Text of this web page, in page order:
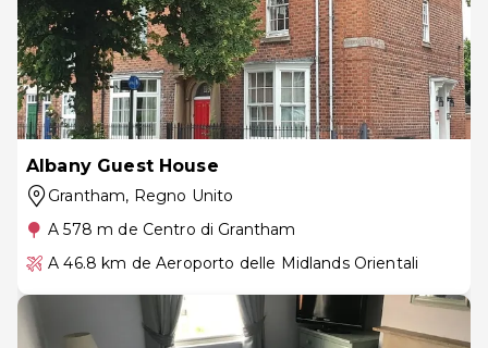
Albany Guest House
Grantham, Regno Unito
A 578 m de Centro di Grantham
A 46.8 km de Aeroporto delle Midlands Orientali